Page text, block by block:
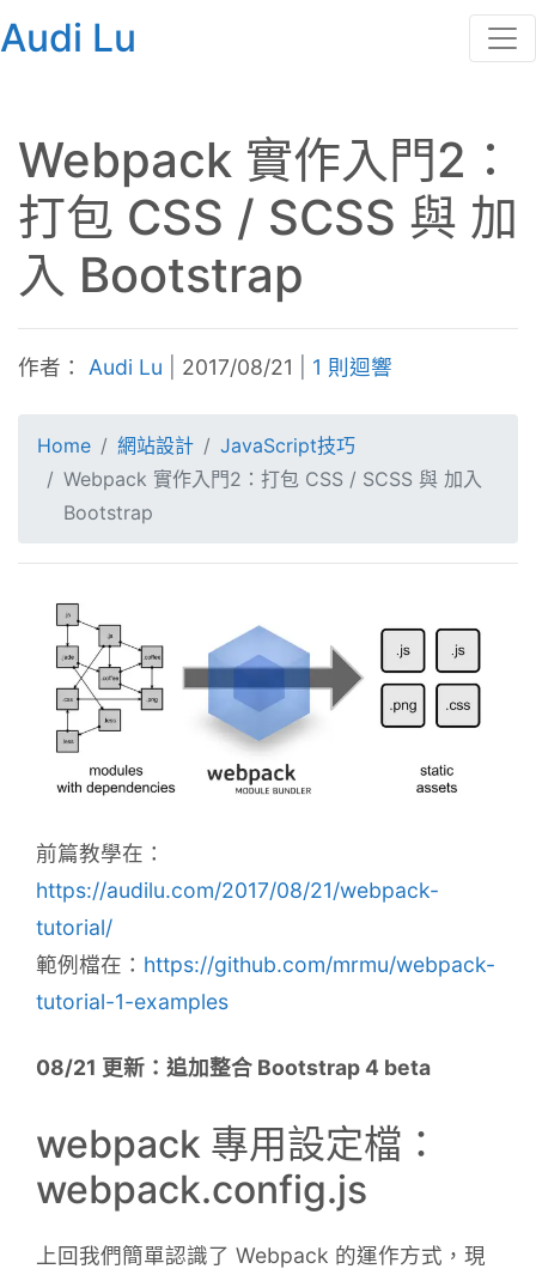
Audi Lu
Webpack 實作入門2：
打包 CSS / SCSS 與 加
入 Bootstrap
作者： Audi Lu 2017/08/21 1 則迴響
Home 網站設計
JavaScript技巧
Webpack 實作入門2：打包 CSS / SCSS 與 加入
Bootstrap
前篇教學在：
https://audilu.com/2017/08/21/webpack-
tutorial/
範例檔在： https://github.com/mrmu/webpack-
tutorial-1-examples
08/21 更新：追加整合 Bootstrap 4 beta
webpack 專用設定檔：
webpack.config.js
上回我們簡單認識了 Webpack 的運作方式，現